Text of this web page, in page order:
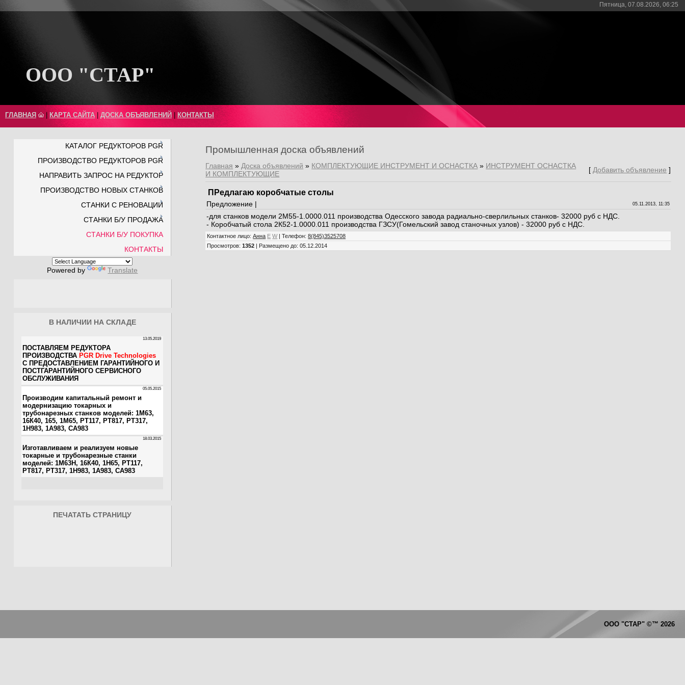
Пятница, 07.08.2026, 06:25
ООО "СТАР"
ГЛАВНАЯ КАРТА САЙТА ДОСКА ОБЪЯВЛЕНИЙ КОНТАКТЫ
КАТАЛОГ РЕДУКТОРОВ PGR
ПРОИЗВОДСТВО РЕДУКТОРОВ PGR
НАПРАВИТЬ ЗАПРОС НА РЕДУКТОР
ПРОИЗВОДСТВО НОВЫХ СТАНКОВ
СТАНКИ С РЕНОВАЦИИ
СТАНКИ Б/У ПРОДАЖА
СТАНКИ Б/У ПОКУПКА
КОНТАКТЫ
Powered by Translate
В НАЛИЧИИ НА СКЛАДЕ
ПЕЧАТАТЬ СТРАНИЦУ
Промышленная доска объявлений
Главная » Доска объявлений » КОМПЛЕКТУЮЩИЕ ИНСТРУМЕНТ И ОСНАСТКА » ИНСТРУМЕНТ ОСНАСТКА
И КОМПЛЕКТУЮЩИЕ
[ Добавить объявление ]
ПРедлагаю коробчатые столы
Предложение | 05.11.2013, 11:35
-для станков модели 2М55-1.0000.011 производства Одесского завода радиально-сверлильных станков- 32000 руб с НДС.
- Коробчатый стола 2К52-1.0000.011 производства ГЗСУ(Гомельский завод станочных узлов) - 32000 руб с НДС.
Контактное лицо:Анна E W|Телефон:8(845)3525708
Просмотров:1352 Размещено до: 05.12.2014
ООО "СТАР" ©™ 2026